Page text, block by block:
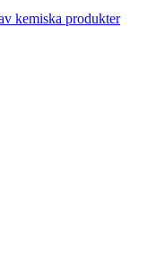
kemiska produkter